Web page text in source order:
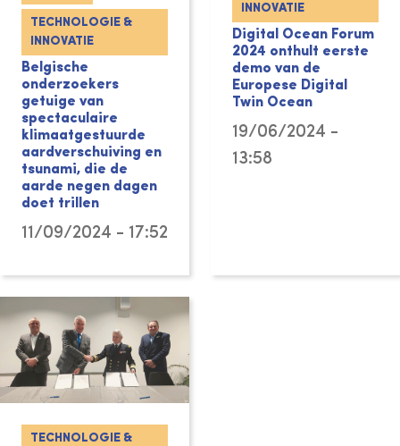
TECHNOLOGIE &
INNOVATIE
Belgische
onderzoekers
getuige van
spectaculaire
klimaatgestuurde
aardverschuiving en
tsunami, die de
aarde negen dagen
doet trillen
11/09/2024 - 17:52
INNOVATIE
Digital Ocean Forum
2024 onthult eerste
demo van de
Europese Digital
Twin Ocean
19/06/2024 -
13:58
TECHNOLOGIE &